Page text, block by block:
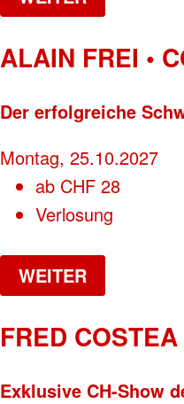
ALAIN FREI •
Der erfolgreiche
Montag, 25.10.2027
ab CHF 28
Verlosung
WEITER
FRED COSTEA
Exklusive CH-Show